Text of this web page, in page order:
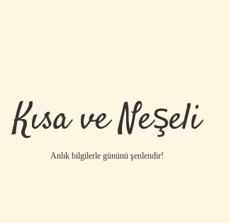
Kısa ve Neşeli
Anlık bilgilerle gününü şenlendir!